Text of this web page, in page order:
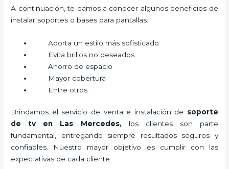
A continuación, te damos a conocer algunos beneficios de
instalar soportes o bases para pantallas:
Aporta un estilo más sofisticado
Evita brillos no deseados
Ahorro de espacio
Mayor cobertura
Entre otros.
Brindamos el servicio de venta e instalación de soporte
de tv en Las Mercedes, los clientes son parte
fundamental, entregando siempre resultados seguros y
confiables. Nuestro mayor objetivo es cumplir con las
expectativas de cada cliente.